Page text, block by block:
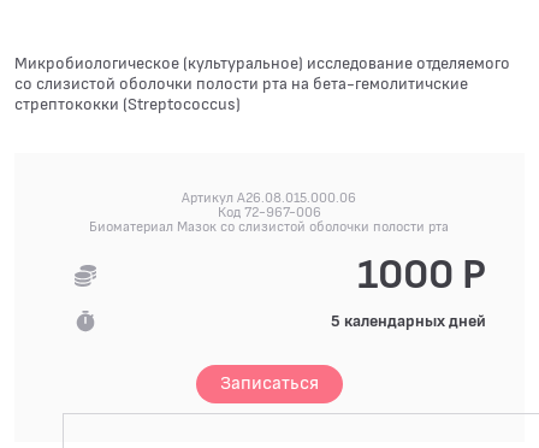
Микробиологическое (культуральное) исследование отделяемого
со слизистой оболочки полости рта на бета-гемолитичские
стрептококки (Streptococcus)
Артикул A26.08.015.000.06
Код 72-967-006
Биоматериал Мазок со слизистой оболочки полости рта
1000 Р
5 календарных дней
Записаться